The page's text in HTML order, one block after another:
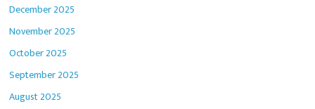
December 2025
November 2025
October 2025
September 2025
August 2025